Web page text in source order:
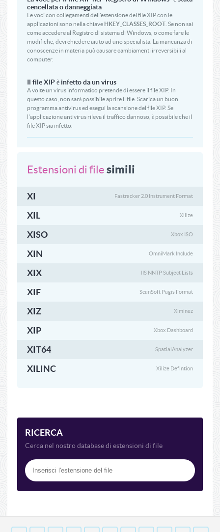
cencellata o danneggiata
Le voci con collegamenti dell’estensione del file XIP con le
applicazioni sono nella chiave HKEY_CLASSES_ROOT . Se non sai
come accedere al Registro di sistema di Windows, o come fare le
modifiche, devi chiedere aiuto ad uno specialista. La mancanza di
conoscenze in materia può causare cambiamenti irreversibili al
computer.
Il file XIP è infetto da un virus
A volte un virus informatico pretende di essere il file XIP. In
questo caso, non sarà possibile aprire il file. Scarica un buon
programma antivirus ed esegui la scansione del file XIP. Se
l'applicazione antivirus rileva il traffico dannoso, è possibile che il
file XIP sia infetto.
Estensioni di file simili
XI Fastracker 2.0 Instrument Format
XIL Xilize
XISO Xbox ISO
XIN OmniMark Include
XIX IIS NNTP Subject Lists
XIF ScanSoft Pagis Format
XIZ Ximinez
XIP Xbox Dashboard
XIT64 SpatialAnalyzer
XILINC Xilize Defintion
RICERCA
Cerca nel nostro database di estensioni di file